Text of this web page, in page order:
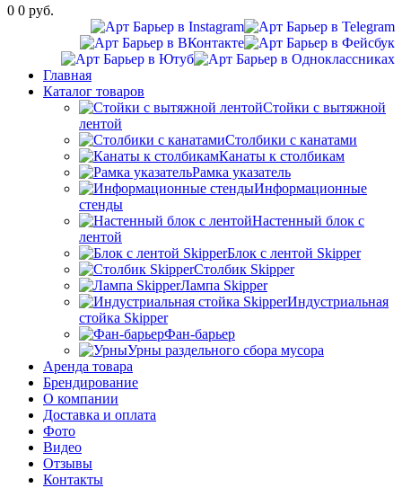
0 0 руб.
Главная
Каталог товаров
Стойки с вытяжной
лентой
Столбики с канатами
Канаты к столбикам
Рамка указатель
Информационные
стенды
Настенный блок с
лентой
Блок с лентой Skipper
Столбик Skipper
Лампа Skipper
Индустриальная
стойка Skipper
Фан-барьер
Урны раздельного сбора мусора
Аренда товара
Брендирование
О компании
Доставка и оплата
Фото
Видео
Отзывы
Контакты